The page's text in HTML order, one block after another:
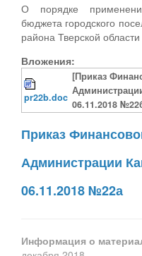
О порядке
бюджета городского
района Тверской области
Вложения:
pr22b.doc
[Приказ
06.11.2018
Приказ
Администрации
06.11.2018 №22а
Информация о